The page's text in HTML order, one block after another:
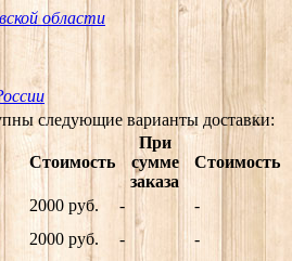
области
следующие варианты доставки:
Стоимость
При
сумме
заказа
Стоимость
2000 руб. -
-
2000 руб. -
-